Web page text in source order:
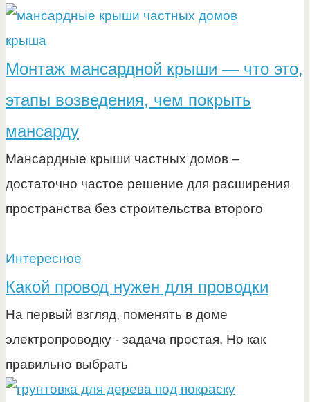
крыша
Монтаж мансардной крыши — что это,
этапы возведения, чем покрыть
мансарду
Мансардные крыши частных домов –
достаточно частое решение для расширения
пространства без строительства второго
Интересное
Какой провод нужен для проводки
На первый взгляд, поменять в доме
электропроводку - задача простая. Но как
правильно выбрать